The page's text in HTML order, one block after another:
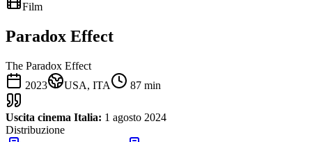
Film
Paradox Effect
The Paradox Effect
2023
USA, ITA 87 min
Uscita cinema Italia: 1 agosto 2024
Distribuzione